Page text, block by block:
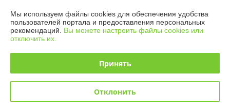
О нас
Контакты
Доставка и оплата
График работы
Мы используем файлы cookies для обеспечения удобства
пользователей портала и предоставления персональных
рекомендаций. Вы можете настроить файлы cookies или
отключить их.
Принять
Отклонить